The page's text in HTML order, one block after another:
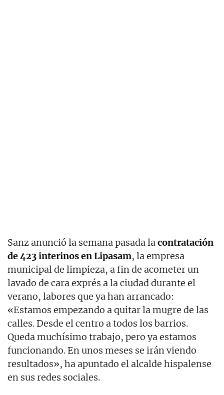
Sanz anunció la semana pasada lacontratación
de 423 interinos en Lipasam, la empresa
municipal de limpieza, a fin de acometer un
lavado de cara exprés a la ciudad durante el
verano, labores que ya han arrancado:
«Estamos empezando a quitar la mugre de las
calles. Desde el centro a todos los barrios.
Queda muchísimo trabajo, pero ya estamos
funcionando. En unos meses se irán viendo
resultados», ha apuntado el alcalde hispalense
en sus redes sociales.